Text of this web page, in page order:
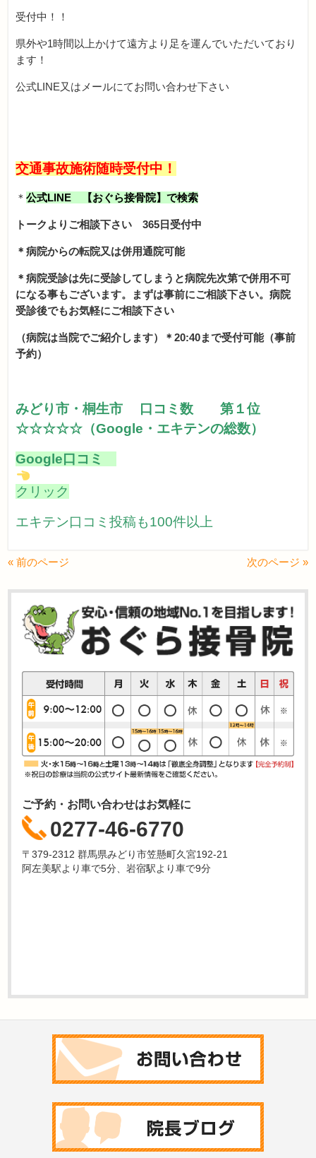
受付中！！
県外や1時間以上かけて遠方より足を運んでいただいており
ます！
公式LINE又はメールにてお問い合わせ下さい
交通事故施術随時受付中！
＊公式LINE 【おぐら接骨院】で検索
トークよりご相談下さい 365日受付中
＊病院からの転院又は併用通院可能
＊病院受診は先に受診してしまうと病院先次第で併用不可
になる事もございます。まずは事前にご相談下さい。病院
受診後でもお気軽にご相談下さい
（病院は当院でご紹介します）＊20:40まで受付可能（事前
予約）
みどり市・桐生市 口コミ数 第１位
☆☆☆☆☆（Google・エキテンの総数）
Google口コミ
クリック
エキテン口コミ投稿も100件以上
« 前のページ 次のページ »
ご予約・お問い合わせはお気軽に
0277-46-6770
〒379-2312 群馬県みどり市笠懸町久宮192-21
阿左美駅より車で5分、岩宿駅より車で9分